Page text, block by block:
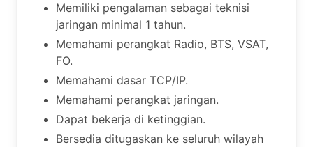
Memiliki pengalaman sebagai teknisi
jaringan minimal 1 tahun.
Memahami perangkat Radio, BTS, VSAT,
FO.
Memahami dasar TCP/IP.
Memahami perangkat jaringan.
Dapat bekerja di ketinggian.
Bersedia ditugaskan ke seluruh wilayah